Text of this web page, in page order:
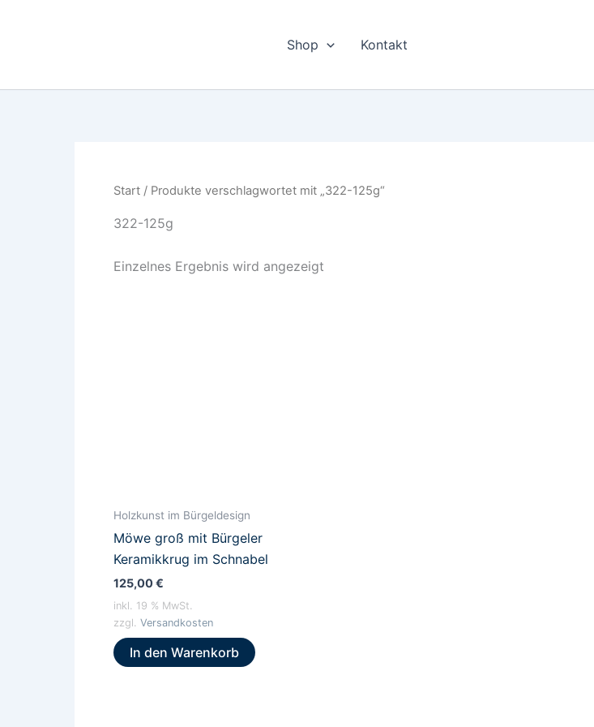
Shop Kontakt
Start / Produkte verschlagwortet mit „322-125g“
322-125g
Einzelnes Ergebnis wird angezeigt
Holzkunst im Bürgeldesign
Möwe groß mit Bürgeler
Keramikkrug im Schnabel
125,00€
inkl. 19 % MwSt.
zzgl. Versandkosten
In den Warenkorb